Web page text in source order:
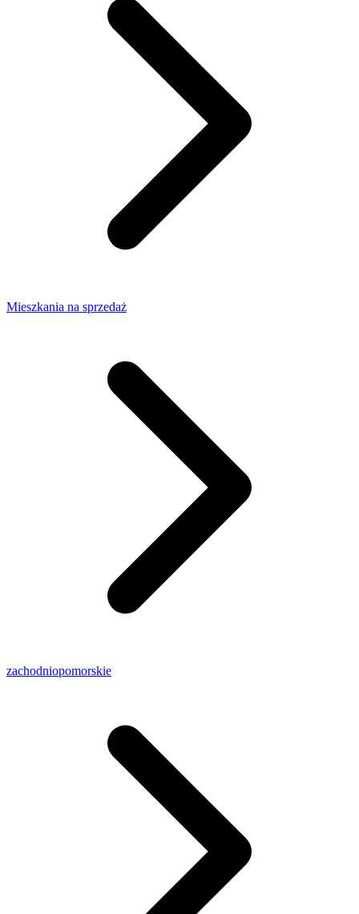
Mieszkania na sprzedaż
zachodniopomorskie